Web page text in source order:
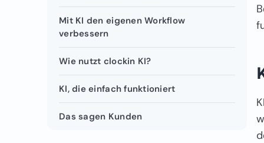
Mit KI den eigenen Workflow
verbessern
Wie nutzt clockin KI?
KI, die einfach funktioniert
Das sagen Kunden